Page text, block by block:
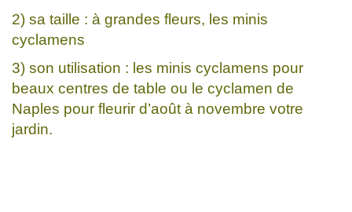
2) sa taille : à grandes fleurs, les minis
cyclamens
3) son utilisation : les minis cyclamens pour
beaux centres de table ou le cyclamen de
Naples pour fleurir d’août à novembre votre
jardin.